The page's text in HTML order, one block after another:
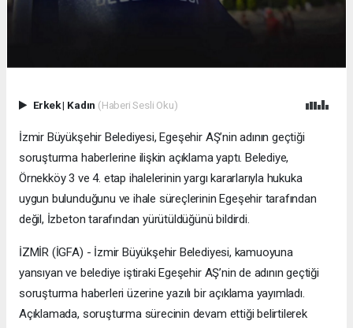
Erkek| Kadın (Haberi Sesli Oku)
İzmir Büyükşehir Belediyesi, Egeşehir AŞ’nin adının geçtiği
soruşturma haberlerine ilişkin açıklama yaptı. Belediye,
Örnekköy 3 ve 4. etap ihalelerinin yargı kararlarıyla hukuka
uygun bulunduğunu ve ihale süreçlerinin Egeşehir tarafından
değil, İzbeton tarafından yürütüldüğünü bildirdi.
İZMİR (İGFA) - İzmir Büyükşehir Belediyesi, kamuoyuna
yansıyan ve belediye iştiraki Egeşehir AŞ’nin de adının geçtiği
soruşturma haberleri üzerine yazılı bir açıklama yayımladı.
Açıklamada, soruşturma sürecinin devam ettiği belirtilerek